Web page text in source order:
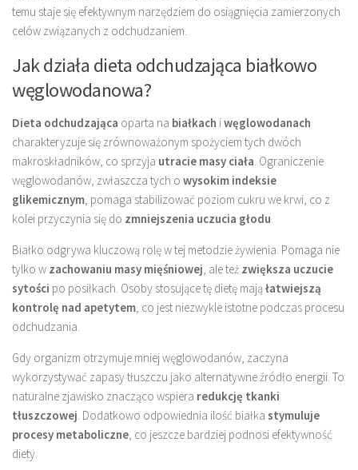
temu staje się efektywnym narzędziem do osiągnięcia zamierzonych
celów związanych z odchudzaniem.
Jak działa dieta odchudzająca białkowo
węglowodanowa?
Dieta odchudzająca oparta na białkach iwęglowodanach
charakteryzuje się zrównoważonym spożyciem tych dwóch
makroskładników, co sprzyja utracie masy ciała. Ograniczenie
węglowodanów, zwłaszcza tych o wysokim indeksie
glikemicznym, pomaga stabilizować poziom cukru we krwi, co z
kolei przyczynia się do zmniejszenia uczucia głodu.
Białko odgrywa kluczową rolę w tej metodzie żywienia. Pomaga nie
tylko w zachowaniu masy mięśniowej, ale też zwiększa uczucie
sytości po posiłkach. Osoby stosujące tę dietę mająłatwiejszą
kontrolę nad apetytem, co jest niezwykle istotne podczas procesu
odchudzania.
Gdy organizm otrzymuje mniej węglowodanów, zaczyna
wykorzystywać zapasy tłuszczu jako alternatywne źródło energii. To
naturalne zjawisko znacząco wspiera redukcję tkanki
tłuszczowej. Dodatkowo odpowiednia ilość białka stymuluje
procesy metaboliczne, co jeszcze bardziej podnosi efektywność
diety.